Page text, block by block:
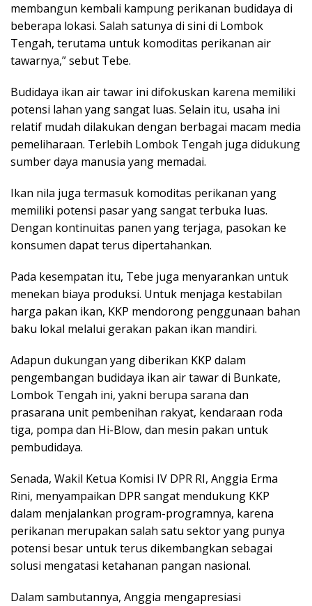
membangun kembali kampung perikanan budidaya di
beberapa lokasi. Salah satunya di sini di Lombok
Tengah, terutama untuk komoditas perikanan air
tawarnya,” sebut Tebe.
Budidaya ikan air tawar ini difokuskan karena memiliki
potensi lahan yang sangat luas. Selain itu, usaha ini
relatif mudah dilakukan dengan berbagai macam media
pemeliharaan. Terlebih Lombok Tengah juga didukung
sumber daya manusia yang memadai.
Ikan nila juga termasuk komoditas perikanan yang
memiliki potensi pasar yang sangat terbuka luas.
Dengan kontinuitas panen yang terjaga, pasokan ke
konsumen dapat terus dipertahankan.
Pada kesempatan itu, Tebe juga menyarankan untuk
menekan biaya produksi. Untuk menjaga kestabilan
harga pakan ikan, KKP mendorong penggunaan bahan
baku lokal melalui gerakan pakan ikan mandiri.
Adapun dukungan yang diberikan KKP dalam
pengembangan budidaya ikan air tawar di Bunkate,
Lombok Tengah ini, yakni berupa sarana dan
prasarana unit pembenihan rakyat, kendaraan roda
tiga, pompa dan Hi-Blow, dan mesin pakan untuk
pembudidaya.
Senada, Wakil Ketua Komisi IV DPR RI, Anggia Erma
Rini, menyampaikan DPR sangat mendukung KKP
dalam menjalankan program-programnya, karena
perikanan merupakan salah satu sektor yang punya
potensi besar untuk terus dikembangkan sebagai
solusi mengatasi ketahanan pangan nasional.
Dalam sambutannya, Anggia mengapresiasi